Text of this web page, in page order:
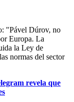
"Pável Dúrov, no
Europa. La
la Ley de
normas del sector
revela que